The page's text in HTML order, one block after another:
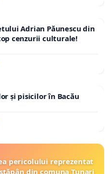
Adrian Păunescu din
cenzurii culturale!
și pisicilor în Bacău
pericolului reprezentat
din comuna Tunari